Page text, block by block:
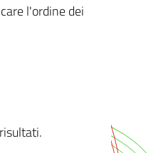
l'ordine dei